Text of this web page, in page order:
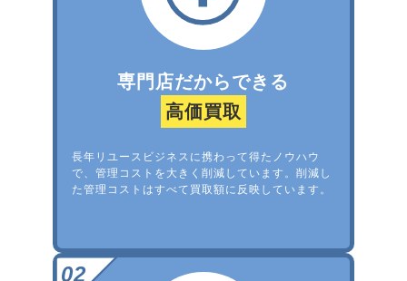
専門店だからできる
高価買取
長年リユースビジネスに携わって得たノウハウ
で、管理コストを大きく削減しています。削減し
た管理コストはすべて買取額に反映しています。